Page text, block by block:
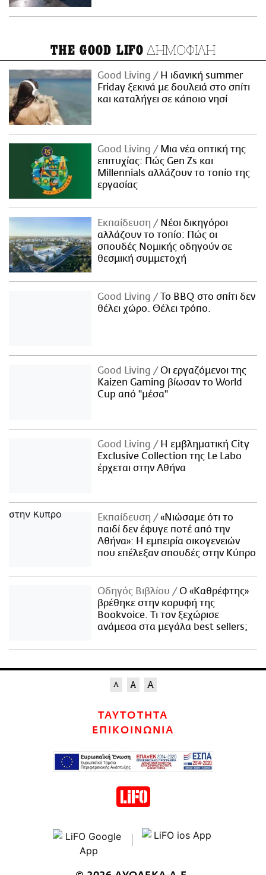
THE GOOD LIFO ΔΗΜΟΦΙΛΗ
Good Living
Η ιδανική summer
Friday ξεκινά με δουλειά στο σπίτι
και καταλήγει σε κάποιο νησί
Good Living
Μια νέα οπτική της
επιτυχίας: Πώς Gen Zs και
Millennials αλλάζουν το τοπίο της
εργασίας
Εκπαίδευση
Νέοι δικηγόροι
αλλάζουν το τοπίο: Πώς οι
σπουδές Νομικής οδηγούν σε
θεσμική συμμετοχή
Good Living
Το BBQ στο σπίτι δεν
θέλει χώρο. Θέλει τρόπο.
Good Living
Οι εργαζόμενοι της
Kaizen Gaming βίωσαν το World
Cup από "μέσα"
Good Living
Η εμβληματική City
Exclusive Collection της Le Labo
έρχεται στην Αθήνα
Εκπαίδευση
«Νιώσαμε ότι το
παιδί δεν έφυγε ποτέ από την
Αθήνα»: Η εμπειρία οικογενειών
που επέλεξαν σπουδές στην Κύπρο
Οδηγός Βιβλίου
Ο «Καθρέφτης»
βρέθηκε στην κορυφή της
Bookvoice. Τι τον ξεχώρισε
ανάμεσα στα μεγάλα best sellers;
ΤΑΥΤΟΤΗΤΑ
ΕΠΙΚΟΙΝΩΝΙΑ